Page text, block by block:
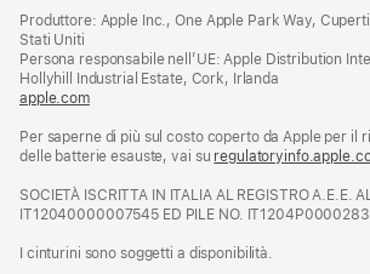
Produttore: Apple Inc., One Apple Park Way,
Stati Uniti
Persona responsabile nell’UE: Apple Distribution
Hollyhill Industrial Estate, Cork, Irlanda
apple.com(si
una
nuova
Per saperne di più sul costo coperto da Apple per il
delle batterie esauste, vai su
SOCIETÀ ISCRITTA IN ITALIA AL REGISTRO A.E.E.
IT12040000007545 ED PILE NO.
I cinturini sono soggetti a disponibilità.